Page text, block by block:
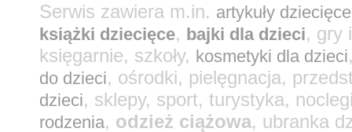
Serwis zawiera m.in. artykuły dziecięce
książki dziecięce, bajki dla dzieci, gry
księgarnie, szkoły, kosmetyki dla dzieci
do dzieci, ośrodki, pielęgnacja,
dzieci, sklepy, sport, turystyka,
rodzenia, odzież ciążowa, ubranka